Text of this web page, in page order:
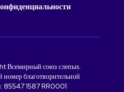
союз слепых.
благотворительной
85547 1587 RR0001